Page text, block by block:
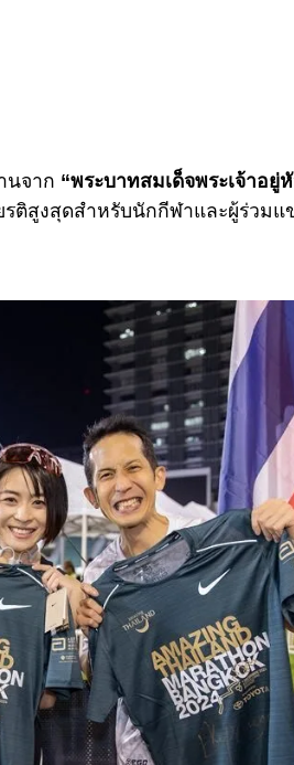
นจาก “พระบาทสมเด็จพระเจ้าอยู่
รติสูงสุดสำหรับนักกีฬาและผู้ร่วมแ